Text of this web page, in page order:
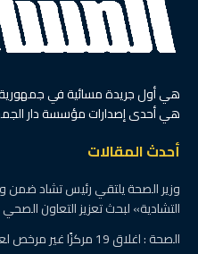
هي أحدى إصدارات مؤسسة دار
أحدث المقالات
وزير الصحة يلتقي رئيس تشاد ضمن
التشادية» لبحث تعزيز التعاون الصحي
الصحة : اغلاق 19 مركزًا غير مرخص لعلاج الإدمان والطب النفسي بالمقطم